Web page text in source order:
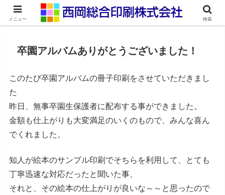
ネット印刷通販・オンデマンド印刷
卒園アルバムありがとうございました！
このたび卒園アルバムの冊子印刷をさせていただきまし
た
昨日、無事卒園生保護者に配布する事ができました。
金額も仕上がりも大変満足のいくのもので、みんな喜ん
でくれました。
知人が絵本のサンプル印刷でそちらを利用して、とても
丁寧迅速な対応だったと聞いた事、
それと、その絵本の仕上がりが良いな～～と思ったので
メニュー 検索